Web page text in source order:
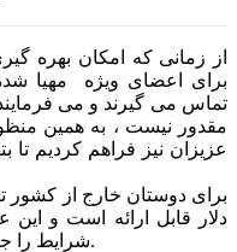
از زمانی که امکان بهره
برای اعضای ویژه مهیا
تماس می گیرند و می
مقدور نیست ، به همین
عزیزان نیز فراهم کردیم تا
دلار قابل ارائه است و این
شرایط را جویا شده و اقدام به تهیه ی اکانت نمایند.